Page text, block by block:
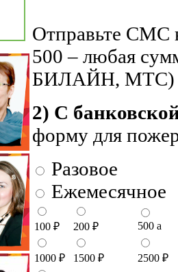
Отправьте СМС
500 – любая
БИЛАЙН, МТС)
2) С
форму для
Разовое
Ежемесячное
100 ₽ 200 ₽ 500 a
1000 ₽ 1500 ₽ 2500 ₽